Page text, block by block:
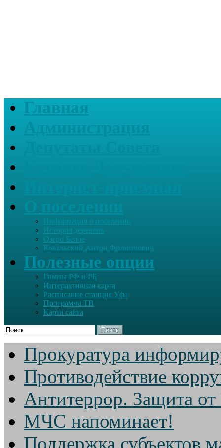
Главная
Информация о поселении
История деревень
Озеро Белое
Ковальский Антон Филиппович
Полезные опции
Гимны РФ и РБ
Интерактивная карта
Расписание станция Уфа
Программа ТВ
Карта сайта
Поиск
Прокуратура
Противодействие
Антитеррор. Защита
МЧС напоминает!
Поддержка субъектов